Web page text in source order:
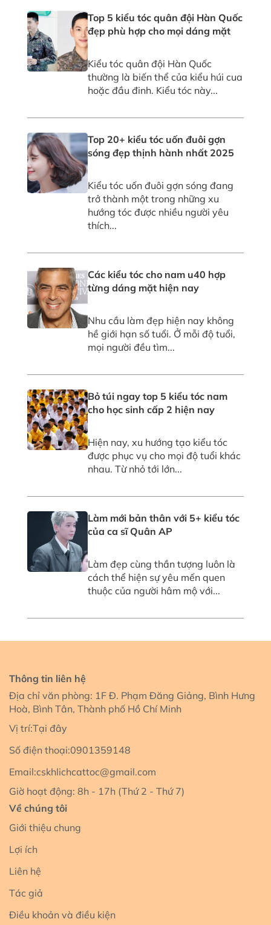
Top 5 kiểu tóc quân đội Hàn Quốc
đẹp phù hợp cho mọi dáng mặt
Kiểu tóc quân đội Hàn Quốc
thường là biến thể của kiểu húi cua
hoặc đầu đinh. Kiểu tóc này...
Top 20+ kiểu tóc uốn đuôi gợn
sóng đẹp thịnh hành nhất 2025
Kiểu tóc uốn đuôi gợn sóng đang
trở thành một trong những xu
hướng tóc được nhiều người yêu
thích...
Các kiểu tóc cho nam u40 hợp
từng dáng mặt hiện nay
Nhu cầu làm đẹp hiện nay không
hề giới hạn số tuổi. Ở mỗi độ tuổi,
mọi người đều tìm...
Bỏ túi ngay top 5 kiểu tóc nam
cho học sinh cấp 2 hiện nay
Hiện nay, xu hướng tạo kiểu tóc
được phục vụ cho mọi độ tuổi khác
nhau. Từ nhỏ tới lớn...
Làm mới bản thân với 5+ kiểu tóc
của ca sĩ Quân AP
Làm đẹp cùng thần tượng luôn là
cách thể hiện sự yêu mến quen
thuộc của người hâm mộ với...
Thông tin liên hệ
Địa chỉ văn phòng: 1F Đ. Phạm Đăng Giảng, Bình Hưng
Hoà, Bình Tân, Thành phố Hồ Chí Minh
Vị trí:Tại đây
Số điện thoại:0901359148
Email:cskhlichcattoc@gmail.com
Giờ hoạt động: 8h - 17h (Thứ 2 - Thứ 7)
Về chúng tôi
Giới thiệu chung
Lợi ích
Liên hệ
Tác giả
Điều khoản và điều kiện